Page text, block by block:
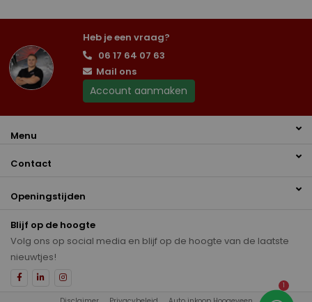
Heb je een vraag?
06 17 64 07 63
Mail ons
Account aanmaken
Menu
Contact
Openingstijden
Blijf op de hoogte
Volg ons op social media en blijf op de hoogte van de laatste
nieuwtjes!
1